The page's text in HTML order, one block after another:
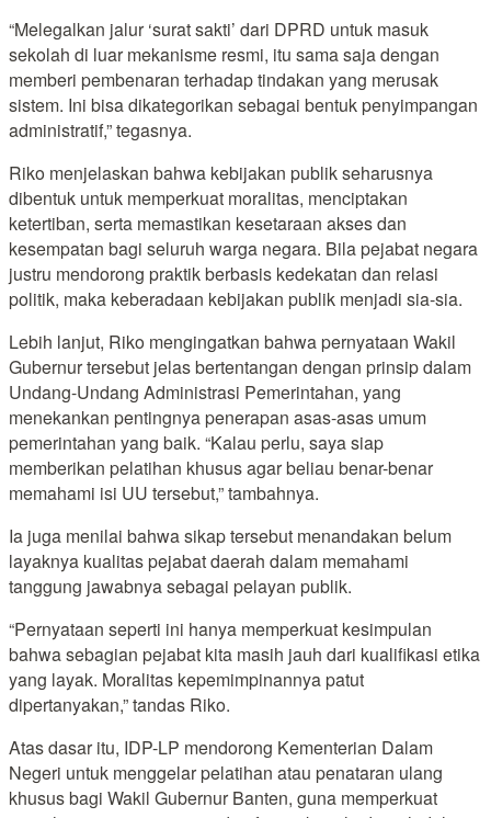
“Melegalkan jalur ‘surat sakti’ dari DPRD untuk masuk
sekolah di luar mekanisme resmi, itu sama saja dengan
memberi pembenaran terhadap tindakan yang merusak
sistem. Ini bisa dikategorikan sebagai bentuk penyimpangan
administratif,” tegasnya.
Riko menjelaskan bahwa kebijakan publik seharusnya
dibentuk untuk memperkuat moralitas, menciptakan
ketertiban, serta memastikan kesetaraan akses dan
kesempatan bagi seluruh warga negara. Bila pejabat negara
justru mendorong praktik berbasis kedekatan dan relasi
politik, maka keberadaan kebijakan publik menjadi sia-sia.
Lebih lanjut, Riko mengingatkan bahwa pernyataan Wakil
Gubernur tersebut jelas bertentangan dengan prinsip dalam
Undang-Undang Administrasi Pemerintahan, yang
menekankan pentingnya penerapan asas-asas umum
pemerintahan yang baik. “Kalau perlu, saya siap
memberikan pelatihan khusus agar beliau benar-benar
memahami isi UU tersebut,” tambahnya.
Ia juga menilai bahwa sikap tersebut menandakan belum
layaknya kualitas pejabat daerah dalam memahami
tanggung jawabnya sebagai pelayan publik.
“Pernyataan seperti ini hanya memperkuat kesimpulan
bahwa sebagian pejabat kita masih jauh dari kualifikasi etika
yang layak. Moralitas kepemimpinannya patut
dipertanyakan,” tandas Riko.
Atas dasar itu, IDP-LP mendorong Kementerian Dalam
Negeri untuk menggelar pelatihan atau penataran ulang
khusus bagi Wakil Gubernur Banten, guna memperkuat